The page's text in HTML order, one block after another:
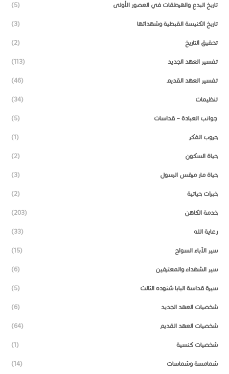
تاريخ البدع والهرطقات في العصور الأولى (5)
تاريخ الكنيسة القبطية وشهدائها (3)
تحقيق التاريخ (2)
تفسير العهد الجديد (113)
تفسير العهد القديم (46)
تنظيمات (34)
جوانب العبادة – قداسات (5)
حروب الفكر (1)
حياة السكون (2)
حياة مار مرقس الرسول (3)
خبرات حياتية (2)
خدمة الكاهن (203)
رعاية الله (33)
سير الآباء السواح (15)
سير الشهداء والمعترفين (6)
سيرة قداسة البابا شنوده الثالث (5)
شخصيات العهد الجديد (6)
شخصيات العهد القديم (64)
شخصيات كنسية (1)
شمامسة وشماسات (14)